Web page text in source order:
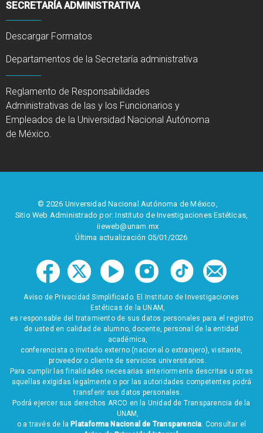
SECRETARÍA ADMINISTRATIVA
Descargar Formatos
Departamentos de la Secretaría administrativa
Reglamento de Responsabilidades
Administrativas de las y los Funcionarios y
Empleados de la Universidad Nacional Autónoma
de México.
© 2026 Universidad Nacional Autónoma de México,
Sitio Web Administrado por: Instituto de Investigaciones Estéticas,
iieweb@unam.mx
Última actualización 05/01/2026
Aviso de Privacidad Simplificado. El Instituto de Investigaciones
Estéticas de la UNAM,
es responsable del tratamiento de sus datos personales para el registro
de usted en calidad de alumno, docente, personal de la entidad
académica,
conferencista o invitado externo (nacional o extranjero), visitante,
proveedor o cliente de servicios universitarios.
Para cumplir las finalidades necesarias anteriormente descritas u otras
aquellas exigidas legalmente o por las autoridades competentes podrá
transferir sus datos personales.
Podrá ejercer sus derechos ARCO en la Unidad de Transparencia de la
UNAM,
o a través de la Plataforma Nacional de Transparencia. Consultar el